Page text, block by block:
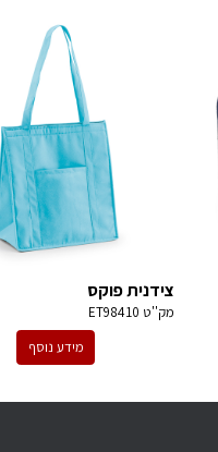
צידנית פוקס
מק''ט ET98410
מידע נוסף